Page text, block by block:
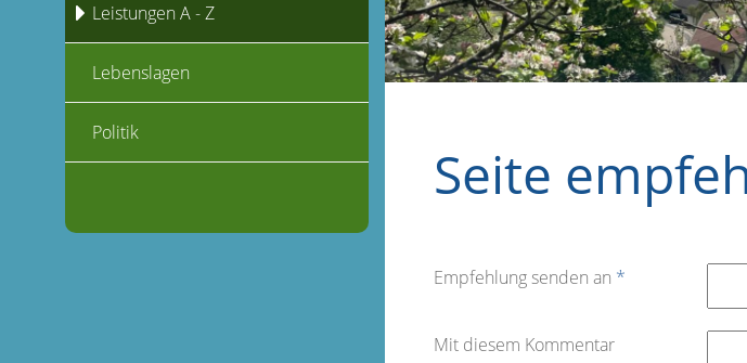
Seite
Empfehlung senden an *
Mit diesem Kommentar
Leistungen A - Z
Lebenslagen
Politik